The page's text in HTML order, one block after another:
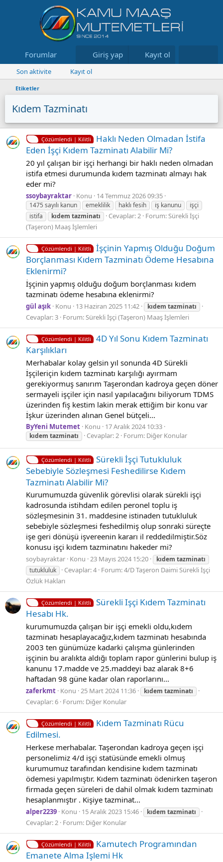
Forumlar Neler yeni Kaynaklar
Giriş yap Kayıt ol
Son aktivite Kayıt ol
Etiketler
Kıdem Tazminatı
Çözümlendi | Kilitli
Haklı Neden Olmadan İstifa
Eden İşçi Kıdem Tazminatı Alabilir Mi?
20 yıl çalışan bir işçi herhangi bir haklı neden olmadan
istifa etmesi durumunda kıdem tazminatı almayı hak
eder mi?
ssoybayraktar Konu 14 Temmuz 2026 09:35
1475 sayılı kanun emeklilik haklı fesih i̇ş kanunu
i̇şçi
i̇stifa
kıdem tazminatı Cevaplar: 2 Forum:Sürekli İşçi
(Taşeron) Maaş İşlemleri
Çözümlendi | Kilitli
İşçinin Yapmış Olduğu Doğum
Borçlanması Kıdem Tazminatı Ödeme Hesabına
Eklenirmi?
İşçinin yapmış olduğu doğum borçlanması kıdem
tazminatı ödeme hesabına eklenirmi?
gül aşık Konu 13 Haziran 2025 11:42 kıdem tazminatı
Cevaplar: 3 Forum: Sürekli İşçi (Taşeron) Maaş İşlemleri
Çözümlendi | Kilitli
4D Yıl Sonu Kıdem Tazmi̇natı
Karşılıkları
Merhabalar kolay gelsin yıl sonunda 4D Sürekli
İşçileriçin kıdem tazminatı karşılığı ayırmam
gerekiyormuş sanırım Taşerondan kadroya geçen döner
sermayeli işçiler için nasıl yapılacağını biliyorum TDMS
üzerinden fiş kestim lakin merak ettiğim bir konu var
İşkur üzerinden alınan Genel bütçeli...
ByYeni Mutemet Konu 17 Aralık 2024 10:33
kıdem tazminatı Cevaplar: 2 Forum: Diğer Konular
Çözümlendi | Kilitli
Sürekli̇ İşçi̇ Tutukluluk
Sebebi̇yle Sözleşmesi̇ Feshedi̇li̇rse Kıdem
Tazmi̇natı Alabi̇li̇r Mi̇?
Kurumumuzda güvenlik görevlisi olarak sürekli işçi
kadrosunda istihdam edilen peronel toplu iş
sözleşmesinin 31. maddesine istinaden tutukluluk
sebebiyle sözleşmesi feshedilmiş olup sonraki süreçte
işe geri dönüşü işvereenin kararı il reddedilmiştir.Söz
konusu işçi kıdem tazminatını hakeder mi?
soybayraktar Konu 23 Mayıs 2024 15:20 kıdem tazminatı
tutukluluk
Cevaplar: 4 Forum:4/D Taşeron Daimi Sürekli İşçi
Özlük Hakları
Çözümlendi | Kilitli
Sürekli Işçi Kıdem Tazminatı
Hesabı Hk.
kurumumuzda çalışan bir işçi emekli oldu,kıdem
tazminatı hesaplayacağız,kıdem tazminatı hesabında
2003 ten günümüze kadarki çalışma günlerinden
işçinin bu aralıkta aldığı toplam rapor günlerini bulup iş
kanunu 17.madde ve 25.maddeyi baz alarak 8+6
haftadan 98 güne kadar olan raporlarını...
zaferkmt Konu 25 Mart 2024 11:36 kıdem tazminatı
Cevaplar: 6 Forum: Diğer Konular
Çözümlendi | Kilitli
Kıdem Tazminatı Rücu
Edilmesi.
Herkese merhabalar. Taşerondan kadroya geçen işçi
personelimiz 4/d işçi statüsünde emekli olmuş
kurumumuz tarafından kendisine kıdem tazminatı
ödemesi yapılmıştır. Kıdem tazminatı ödenirken taşeron
firmada geçen süreleri de dahil olmak kıdem tazminatı
hesaplanmıştır . Kişiye tazminat...
alper2239 Konu 15 Aralık 2023 15:46 kıdem tazminatı
Cevaplar: 2 Forum: Diğer Konular
Çözümlendi | Kilitli
Kamutech Programından
Emanete Alma Işlemi Hk